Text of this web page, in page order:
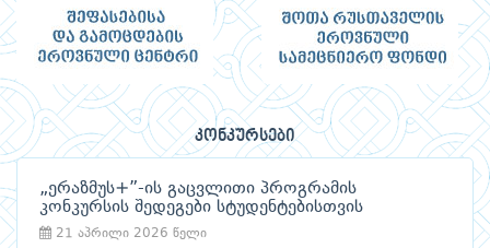
კონკურსები
„ერაზმუს+”-ის გაცვლითი პროგრამის
კონკურსის შედეგები სტუდენტებისთვის
21 აპრილი 2026 წელი